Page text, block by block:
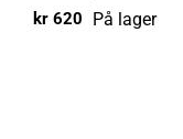
kr 620 På lager